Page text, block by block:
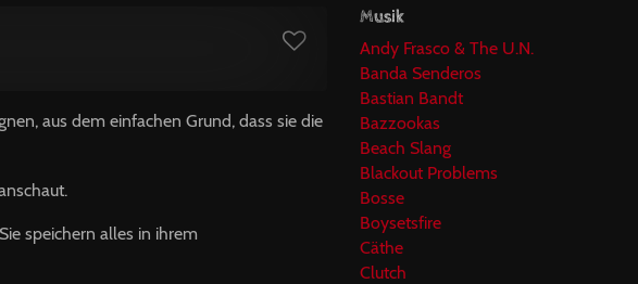
aus dem einfachen Grund, dass sie die
speichern alles in ihrem
Musik
Andy Frasco & The U.N.
Banda Senderos
Bastian Bandt
Bazzookas
Beach Slang
Blackout Problems
Bosse
Boysetsfire
Cäthe
Clutch